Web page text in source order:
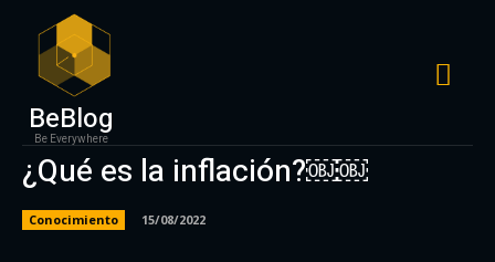
BeBlog
Be Everywhere
¿Qué es la inflación?￼￼
Conocimiento 15/08/2022